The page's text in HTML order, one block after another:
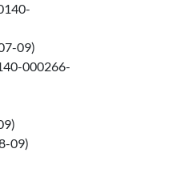
09)
000266-
09)